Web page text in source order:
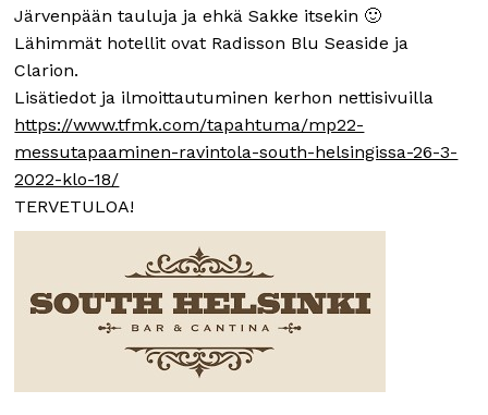
Järvenpään tauluja ja ehkä Sakke itsekin 🙂
Lähimmät hotellit ovat Radisson Blu Seaside ja
Clarion.
Lisätiedot ja ilmoittautuminen kerhon nettisivuilla
https://www.tfmk.com/tapahtuma/mp22-
messutapaaminen-ravintola-south-helsingissa-26-3-
2022-klo-18/
TERVETULOA!